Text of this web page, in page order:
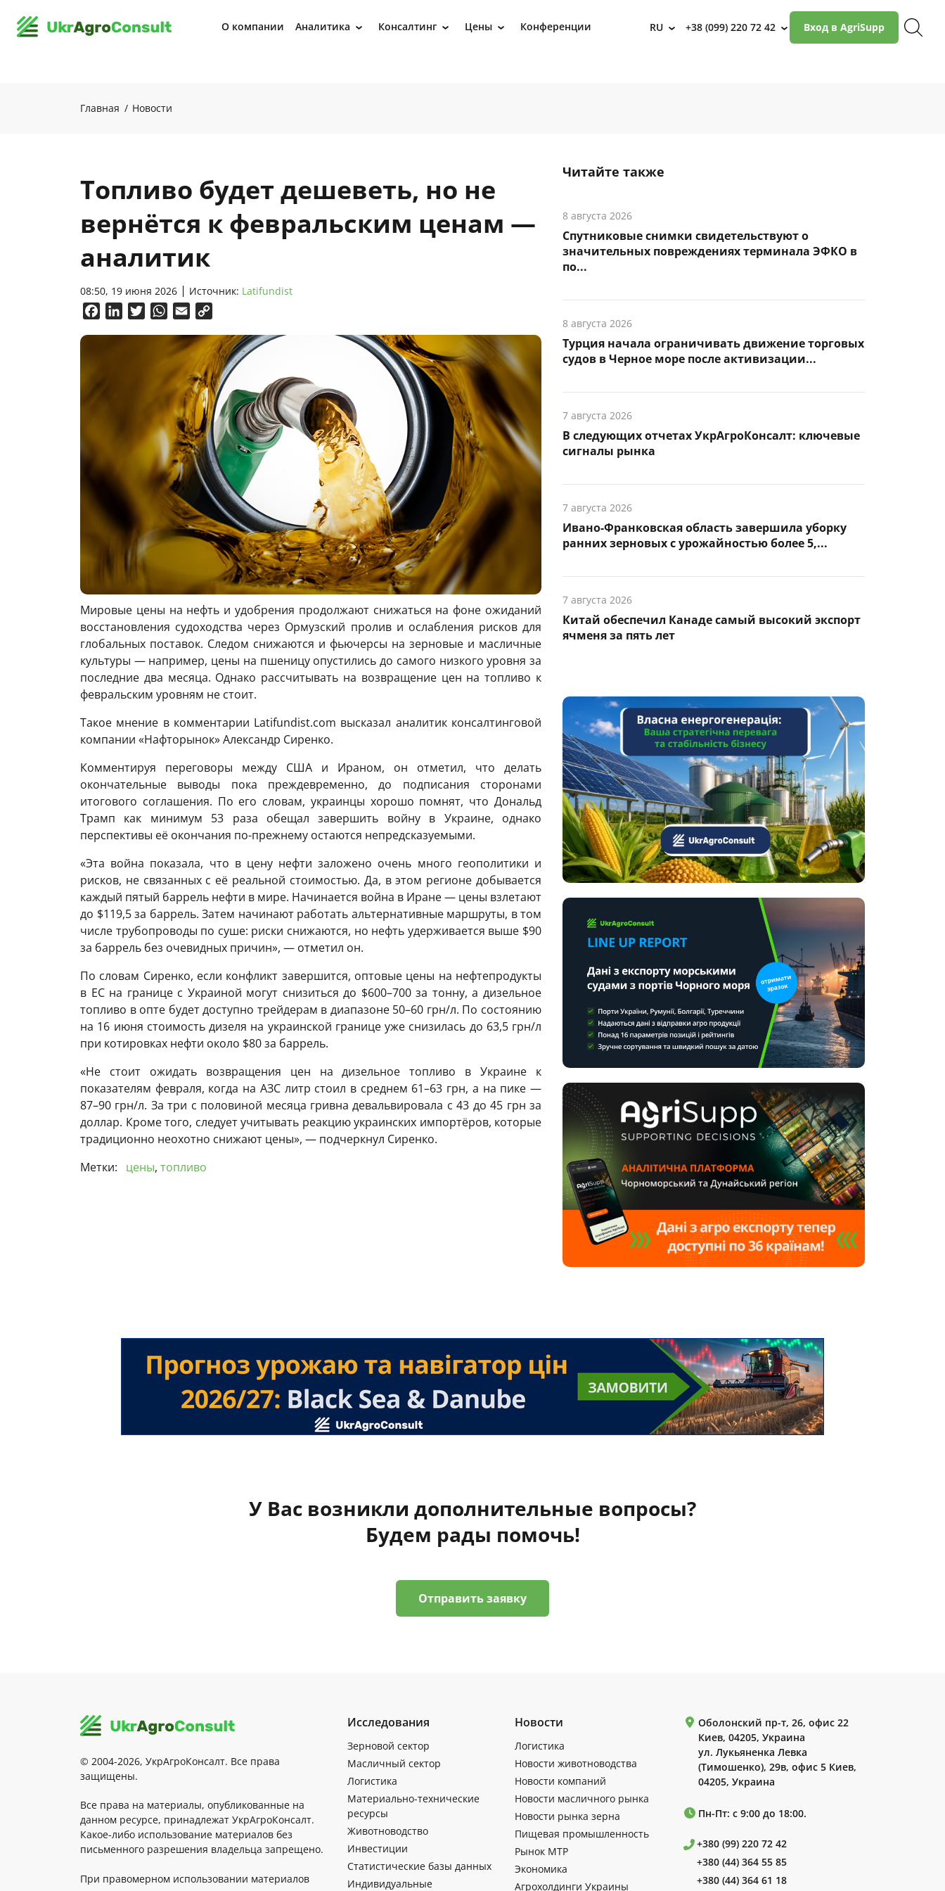
О компании Аналитика › Консалтинг › Цены › Конференции RU › +38 (099) 220 72 42 › Вход в AgriSupp
Главная Новости
Топливо будет дешеветь, но не
вернётся к февральским ценам —
аналитик
08:50, 19 июня 2026 Источник: Latifundist
FacebookLinkedInTwitterWhatsApp
Email
Мировые цены на нефть и удобрения продолжают снижаться на фоне ожиданий
восстановления судоходства через Ормузский пролив и ослабления рисков для
глобальных поставок. Следом снижаются и фьючерсы на зерновые и масличные
культуры — например, цены на пшеницу опустились до самого низкого уровня за
последние два месяца. Однако рассчитывать на возвращение цен на топливо к
февральским уровням не стоит.
Такое мнение в комментарии Latifundist.com высказал аналитик консалтинговой
компании «Нафторынок» Александр Сиренко.
Комментируя переговоры между США и Ираном, он отметил, что делать
окончательные выводы пока преждевременно, до подписания сторонами
итогового соглашения. По его словам, украинцы хорошо помнят, что Дональд
Трамп как минимум 53 раза обещал завершить войну в Украине, однако
перспективы её окончания по-прежнему остаются непредсказуемыми.
«Эта война показала, что в цену нефти заложено очень много геополитики и
рисков, не связанных с её реальной стоимостью. Да, в этом регионе добывается
каждый пятый баррель нефти в мире. Начинается война в Иране — цены взлетают
до $119,5 за баррель. Затем начинают работать альтернативные маршруты, в том
числе трубопроводы по суше: риски снижаются, но нефть удерживается выше $90
за баррель без очевидных причин», — отметил он.
По словам Сиренко, если конфликт завершится, оптовые цены на нефтепродукты
в ЕС на границе с Украиной могут снизиться до $600–700 за тонну, а дизельное
топливо в опте будет доступно трейдерам в диапазоне 50–60 грн/л. По состоянию
на 16 июня стоимость дизеля на украинской границе уже снизилась до 63,5 грн/л
при котировках нефти около $80 за баррель.
«Не стоит ожидать возвращения цен на дизельное топливо в Украине к
показателям февраля, когда на АЗС литр стоил в среднем 61–63 грн, а на пике —
87–90 грн/л. За три с половиной месяца гривна девальвировала с 43 до 45 грн за
доллар. Кроме того, следует учитывать реакцию украинских импортёров, которые
традиционно неохотно снижают цены», — подчеркнул Сиренко.
Метки:
цены, топливо
Читайте также
8 августа 2026
Спутниковые снимки свидетельствуют о
значительных повреждениях терминала ЭФКО в
по...
8 августа 2026
Турция начала ограничивать движение торговых
судов в Черное море после активизации...
7 августа 2026
В следующих отчетах УкрАгроКонсалт: ключевые
сигналы рынка
7 августа 2026
Ивано-Франковская область завершила уборку
ранних зерновых с урожайностью более 5,...
7 августа 2026
Китай обеспечил Канаде самый высокий экспорт
ячменя за пять лет
У Вас возникли дополнительные вопросы?
Будем рады помочь!
Отправить заявку
© 2004-2026, УкрАгроКонсалт. Все права
защищены.
Все права на материалы, опубликованные на
данном ресурсе, принадлежат УкрАгроКонсалт.
Какое-либо использование материалов без
письменного разрешения владельца запрещено.
При правомерном использовании материалов
Исследования
Зерновой сектор
Масличный сектор
Логистика
Материально-технические
ресурсы
Животноводство
Инвестиции
Статистические базы данных
Индивидуальные
Новости
Логистика
Новости животноводства
Новости компаний
Новости масличного рынка
Новости рынка зерна
Пищевая промышленность
Рынок МТР
Экономика
Агрохолдинги Украины
Оболонский пр-т, 26, офис 22
Киев, 04205, Украина
ул. Лукьяненка Левка
(Тимошенко), 29в, офис 5 Киев,
04205, Украина
Пн-Пт: с 9:00 до 18:00.
+380 (99) 220 72 42
+380 (44) 364 55 85
+380 (44) 364 61 18